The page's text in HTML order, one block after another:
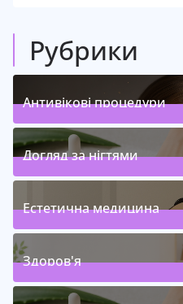
Рубрики
Антивікові процедури
(1
Догляд за нігтями
(1
Естетична медицина
(1
Здоров'я
(4